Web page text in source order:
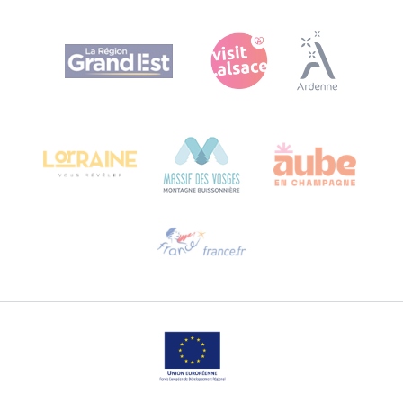
Agence Régionale du Tourisme Grand Est
Bureau de Colmar (hoofdkantoor)
Stuur ons een e-mail